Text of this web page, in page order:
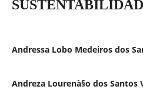
Andressa Lobo Medeiros dos
Andreza Lourenà§o dos Santos